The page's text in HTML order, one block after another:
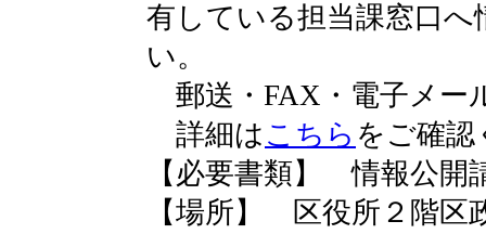
有している担当課窓口
い。
郵送・FAX・電子メー
詳細は こちら をご確
【必要書類】 情報公開
【場所】 区役所２階区